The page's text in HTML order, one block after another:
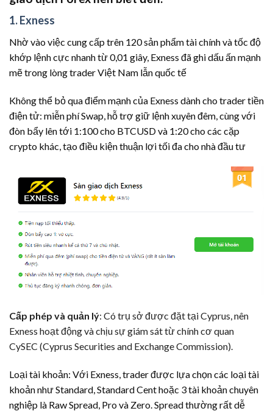
1. Exness
Nhờ vào việc cung cấp trên 120 sản phẩm tài chính và tốc độ
khớp lệnh cực nhanh từ 0,01 giây, Exness đã ghi dấu ấn mạnh
mẽ trong lòng trader Việt Nam lẫn quốc tế
Không thể bỏ qua điểm mạnh của Exness dành cho trader tiền
điện tử: miễn phí Swap, hỗ trợ giữ lệnh xuyên đêm, cùng với
đòn bẩy lên tới 1:100 cho BTCUSD và 1:20 cho các cặp
crypto khác, tạo điều kiện thuận lợi tối đa cho nhà đầu tư
Cấp phép và quản lý: Có trụ sở được đặt tại Cyprus, nên
Exness hoạt động và chịu sự giám sát từ chính cơ quan
CySEC (Cyprus Securities and Exchange Commission).
Loại tài khoản: Với Exness, trader được lựa chọn các loại tài
khoản như Standard, Standard Cent hoặc 3 tài khoản chuyên
nghiệp là Raw Spread, Pro và Zero. Spread thường rất dễ